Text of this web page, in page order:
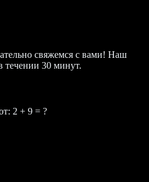
свяжемся с вами! Наш
течении 30 минут.
2 + 9 = ?